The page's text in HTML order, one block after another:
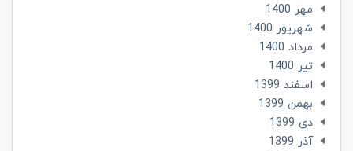
مهر 1400
شهریور 1400
مرداد 1400
تير 1400
اسفند 1399
بهمن 1399
دی 1399
آذر 1399